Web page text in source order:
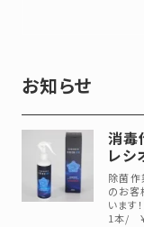
お知らせ
消毒
レシ
除菌作
のお客
います
1本/